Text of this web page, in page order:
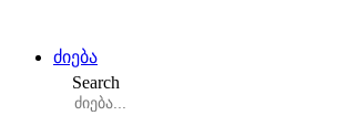
contentძიება
Search